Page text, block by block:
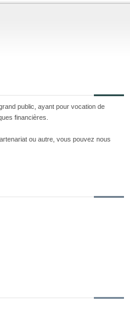
public, ayant pour vocation de
financières.
ou autre, vous pouvez nous